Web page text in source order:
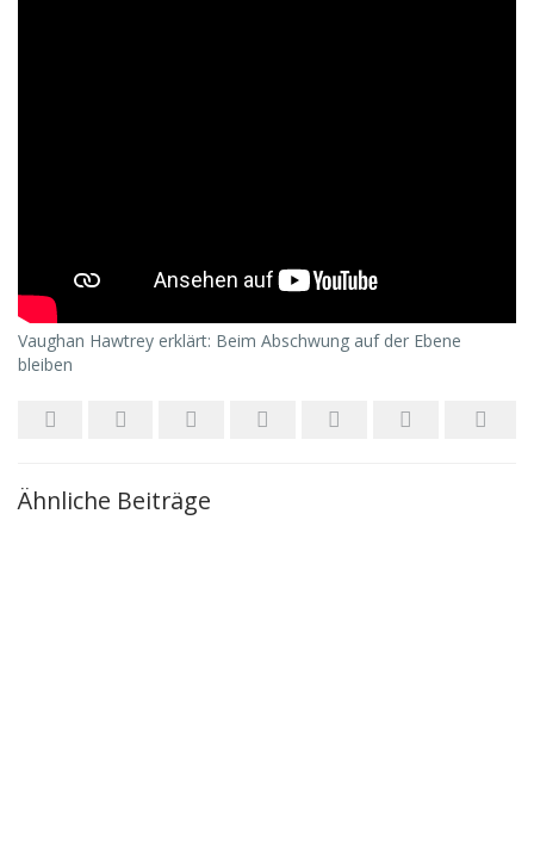
Vaughan Hawtrey erklärt: Beim Abschwung auf der Ebene
bleiben
Ähnliche Beiträge